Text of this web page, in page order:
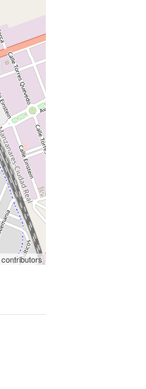
contributors